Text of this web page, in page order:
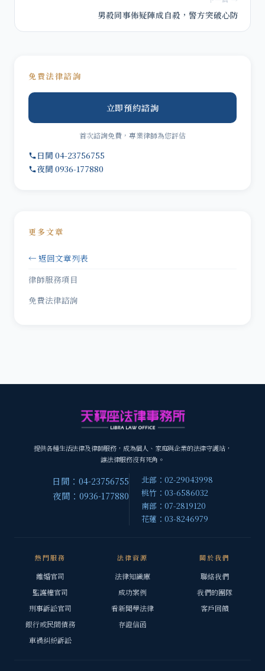
男殺同事佈疑陣成自殺，警方突破心防
免費法律諮詢
立即預約諮詢
首次諮詢免費，專業律師為您評估
日間 04-23756755
夜間 0936-177880
更多文章
← 返回文章列表
律師服務項目
免費法律諮詢
提供各種生活法律及律師服務，成為個人、家庭與企業的法律守護站，
讓法律服務沒有死角。
日間：04-23756755
夜間：0936-177880
北部：02-29043998
桃竹：03-6586032
南部：07-2819120
花蓮：03-8246979
熱門服務
離婚官司
監護權官司
刑事訴訟官司
銀行或民間債務
車禍糾紛訴訟
法律資源
法律知識庫
成功案例
看新聞學法律
存證信函
關於我們
聯絡我們
我們的團隊
客戶回饋